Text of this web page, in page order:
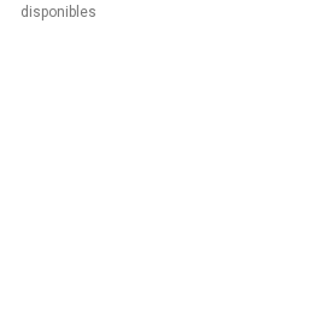
disponibles